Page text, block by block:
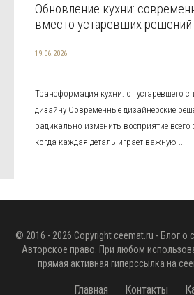
Обновление кухни:
вместо устаревших решений
19.06.2026
Трансформация кухни: от устаревшего
дизайну Современные дизайнерские
радикально изменить восприятие
когда каждая деталь играет важную ...
© 2016 - 2026 Copyright ceemat.ru - Блог о
Авторское право. При любом
прямая активная гиперссылка на
Главная Контакты